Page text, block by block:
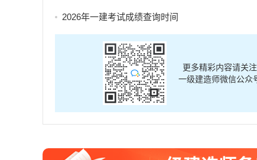
2026年一建考试成绩查询时间
更多精彩内容请关注
一级建造师微信公众